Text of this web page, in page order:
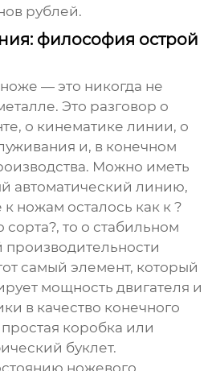
рублей.
философия острой
— это никогда не
Это разговор о
о кинематике линии, о
и, в конечном
Можно иметь
автоматический линию,
ножам осталось как к ?
сорта?, то о стабильном
производительности
самый элемент, который
мощность двигателя и
в качество конечного
коробка или
буклет.